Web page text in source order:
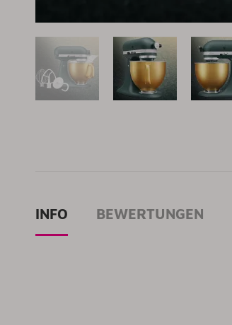
INFO BEWERTUNGEN